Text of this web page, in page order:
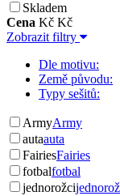
Skladem
Cena Kč Kč
Zobrazit filtry
Dle motivu:
Země původu:
Typy sešitů:
ArmyArmy
autaauta
FairiesFairies
fotbalfotbal
jednorožci